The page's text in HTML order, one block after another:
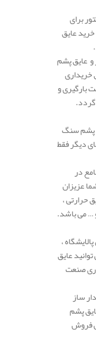
برای
عایق
و عایق پشم
خریداری
بارگیری و
پشم سنگ
دیگر فقط
در
عزیزان
حرارتی ،
… می باشد.
،
عایق
صنعت
ساز
پشم
فروش